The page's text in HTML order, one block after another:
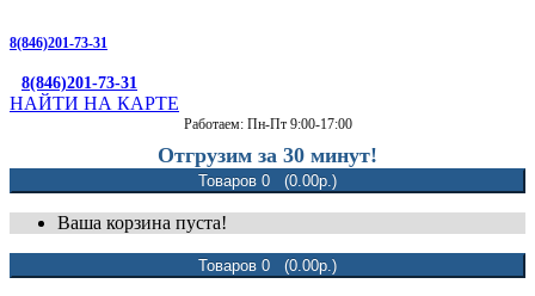
8(846)201-73-31
8(846)201-73-31
НАЙТИ НА КАРТЕ
Работаем: Пн-Пт 9:00-17:00
Отгрузим за 30 минут!
Товаров 0 (0.00р.)
Ваша корзина пуста!
Товаров 0 (0.00р.)